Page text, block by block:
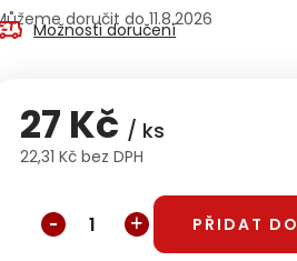
11.8.2026
Možnosti doručení
27 Kč / ks
22,31 Kč bez DPH
PŘIDAT DO